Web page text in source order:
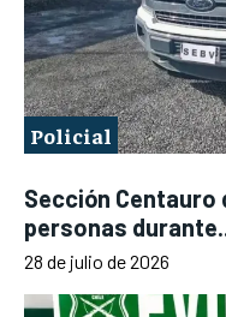
Policial
Sección Centauro
personas
28 de julio de 2026